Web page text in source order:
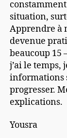
situation,
Apprendre à
devenue
beaucoup 15
j’ai le temps,
informations
progresser.
explications.
Yousra